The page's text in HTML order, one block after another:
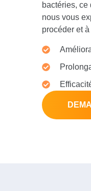
bactéries, ce
nous vous
procéder et